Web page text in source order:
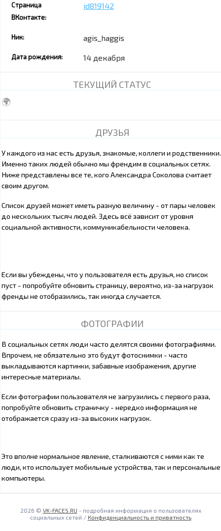
Страница
ВКонтакте:
id819142
Ник: agis_haggis
Дата рождения: 14 декабря
ТЕКУЩИЙ СТАТУС
🌍
ДРУЗЬЯ
У каждого из нас есть друзья, знакомые, коллеги и родственники.
Именно таких людей обычно мы френдим в социальных сетях.
Ниже представлены все те, кого Александра Соколова считает
своим другом.
Список друзей может иметь разную величину - от пары человек
до нескольких тысяч людей. Здесь всё зависит от уровня
социальной активности, коммуникабельности человека.
Если вы убеждены, что у пользователя есть друзья, но список
пуст - попробуйте обновить страницу, вероятно, из-за нагрузок
френды не отобразились, так иногда случается.
ФОТОГРАФИИ
В социальных сетях люди часто делятся своими фотографиями.
Впрочем, не обязательно это будут фотоснимки - часто
выкладываются картинки, забавные изображения, другие
интересные материалы.
Если фотографии пользователя не загрузились с первого раза,
попробуйте обновить страничку - нередко информация не
отображается сразу из-за высоких нагрузок.
Это вполне нормальное явление, сталкиваются с ними как те
люди, кто использует мобильные устройства, так и персональные
компьютеры.
2026 © VK-FACES.RU - подробная информация о пользователях
социальных сетей / Конфиденциальность и приватность